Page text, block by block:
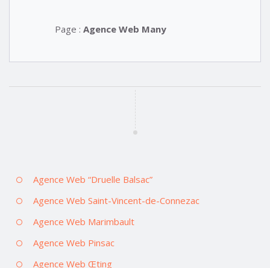
Page : Agence Web Many
Agence Web “Druelle Balsac”
Agence Web Saint-Vincent-de-Connezac
Agence Web Marimbault
Agence Web Pinsac
Agence Web Œting